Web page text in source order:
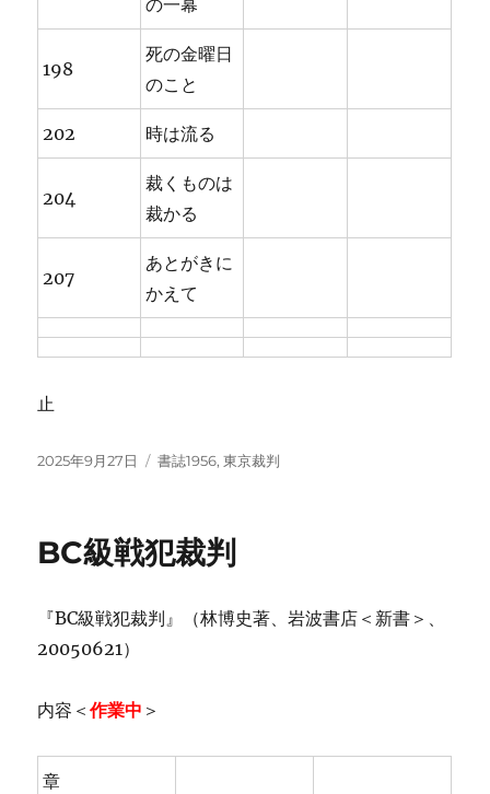
の一幕
198
死の金曜日
のこと
202 時は流る
204
裁くものは
裁かる
207
あとがきに
かえて
止
投
2025年9月27日
カ
ー
書誌1956,東京裁判
BC級戦犯裁判
『BC級戦犯裁判』（林博史著、岩波書店＜新書＞、
20050621）
内容＜作業中 ＞
章